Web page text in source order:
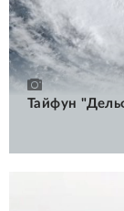
Тайфун